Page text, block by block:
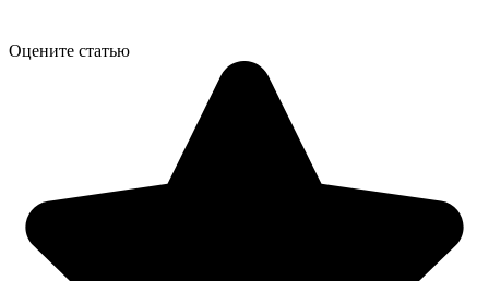
Оцените статью